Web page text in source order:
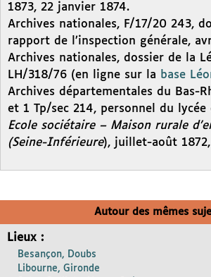
1873, 22 janvier 1874.
Archives nationales, F/17/20 243,
rapport de l’inspection générale,
Archives nationales, dossier de la
LH/318/76 (en ligne sur la base
Archives départementales du Bas-
et 1 Tp/sec 214, personnel du lycée
Ecole sociétaire – Maison rurale
(Seine-Inférieure), juillet-août
Autour des mêmes
Lieux :
Besançon, Doubs
Libourne, Gironde